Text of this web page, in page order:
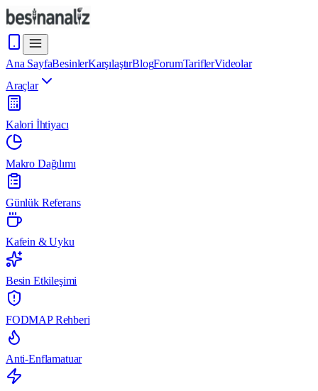
Ana SayfaBesinlerKarşılaştırBlogForumTariflerVideolar
Araçlar
Kalori İhtiyacı
Makro Dağılımı
Günlük Referans
Kafein & Uyku
Besin Etkileşimi
FODMAP Rehberi
Anti-Enflamatuar